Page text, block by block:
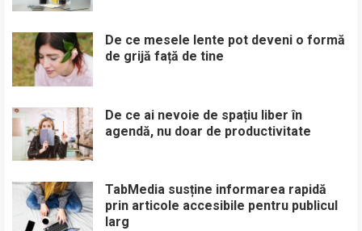
De ce mesele lente pot deveni o formă
de grijă față de tine
De ce ai nevoie de spațiu liber în
agendă, nu doar de productivitate
TabMedia susține informarea rapidă
prin articole accesibile pentru publicul
larg